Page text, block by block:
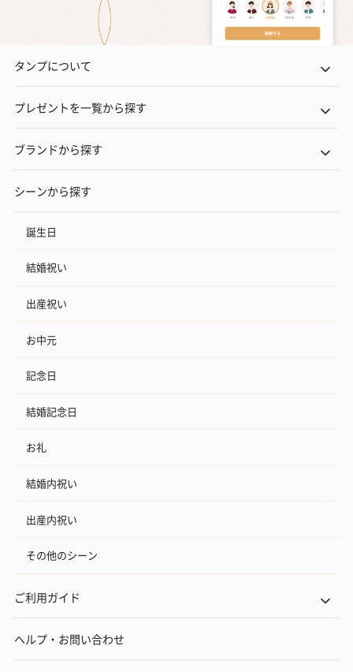
タンプについて
プレゼントを一覧から探す
ブランドから探す
シーンから探す
誕生日
結婚祝い
出産祝い
お中元
記念日
結婚記念日
お礼
結婚内祝い
出産内祝い
その他のシーン
ご利用ガイド
ヘルプ・お問い合わせ